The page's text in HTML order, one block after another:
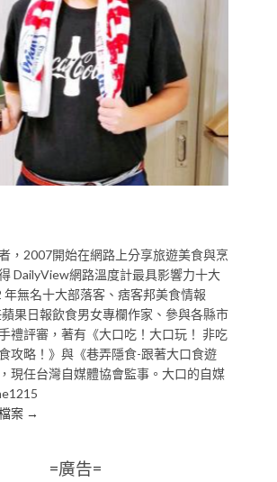
，2007開始在網路上分享旅遊美食與烹
DailyView網路溫度計最具影響力十大
年無名十大部落客、痞客邦美食情報
果日報飲食男女專欄作家、參與各縣市
禮評審，著有《大口吃！大口玩！ 非吃
攻略！》與《巷弄隱食-跟著大口食遊
現任台灣自媒體協會監事。大口的自媒
案 →
=廣告=